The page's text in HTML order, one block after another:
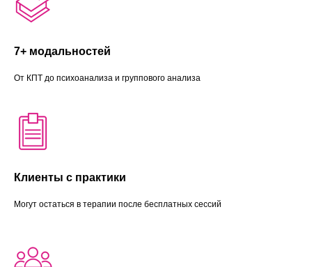
7+ модальностей
От КПТ до психоанализа и группового анализа
Клиенты с практики
Могут остаться в терапии после бесплатных сессий